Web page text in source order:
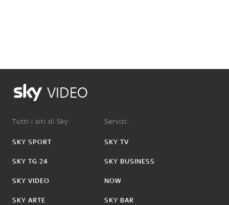
VIDEO
Tutti i siti di Sky:
SKY SPORT
SKY TG 24
SKY VIDEO
SKY ARTE
Servizi:
SKY TV
SKY BUSINESS
NOW
SKY BAR